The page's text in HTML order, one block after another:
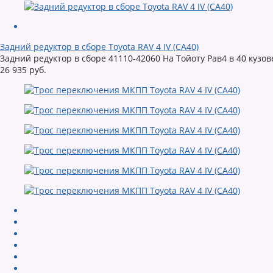
Задний редуктор в сборе Toyota RAV 4 IV (CA40)
Задний редуктор в сборе 41110-42060 На Тойоту Рав4 в 40
26 935 руб.